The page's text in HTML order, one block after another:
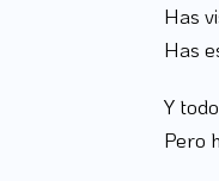
Has
Has
Y
Pero